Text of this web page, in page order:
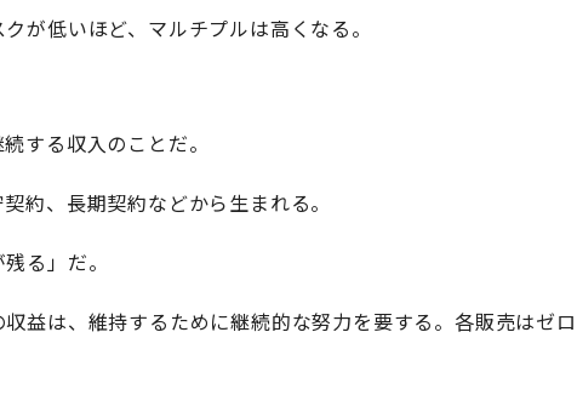
が低いほど、マルチプルは高くなる。
する収入のことだ。
約、長期契約などから生まれる。
る」だ。
益は、維持するために継続的な努力を要する。各販売はゼ